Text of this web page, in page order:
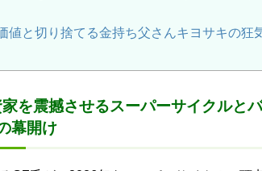
値と切り捨てる金持ち父さんキヨサキの狂
を震撼させるスーパーサイクルと
幕開け